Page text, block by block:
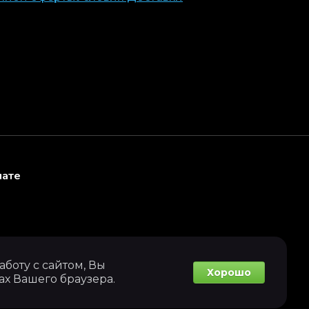
с сайтом, Вы
Вашего браузера.
Хорошо